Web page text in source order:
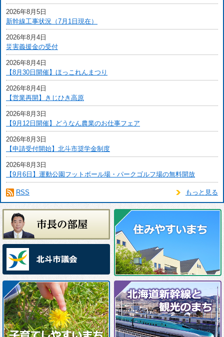
2026年8月5日
新幹線工事状況（7月1日現在）
2026年8月4日
災害義援金の受付
2026年8月4日
【8月30日開催】ほっこれんまつり
2026年8月4日
【営業再開】きじひき高原
2026年8月3日
【9月12日開催】どうなん農業のお仕事フェア
2026年8月3日
【申請受付開始】北斗市奨学金制度
2026年8月3日
【9月6日】運動公園フットボール場・パークゴルフ場の無料開放
もっと見る
RSS